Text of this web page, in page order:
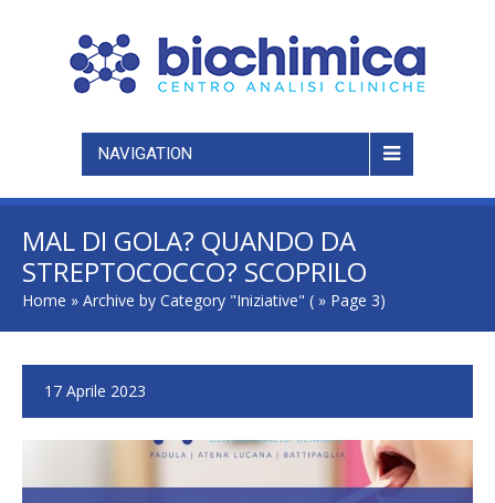
NAVIGATION
MAL DI GOLA? QUANDO DA
STREPTOCOCCO? SCOPRILO
CON IL TAMPONE FARINGEO
Home » Archive by Category "Iniziative" ( » Page 3)
17 Aprile 2023